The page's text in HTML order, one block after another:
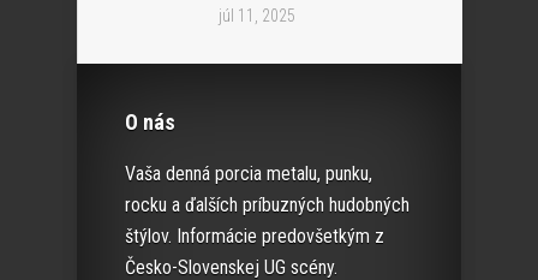
júl 11, 2025
O nás
Vaša denná porcia metalu, punku,
rocku a ďalších príbuzných hudobných
štýlov. Informácie predovšetkým z
Česko-Slovenskej UG scény.